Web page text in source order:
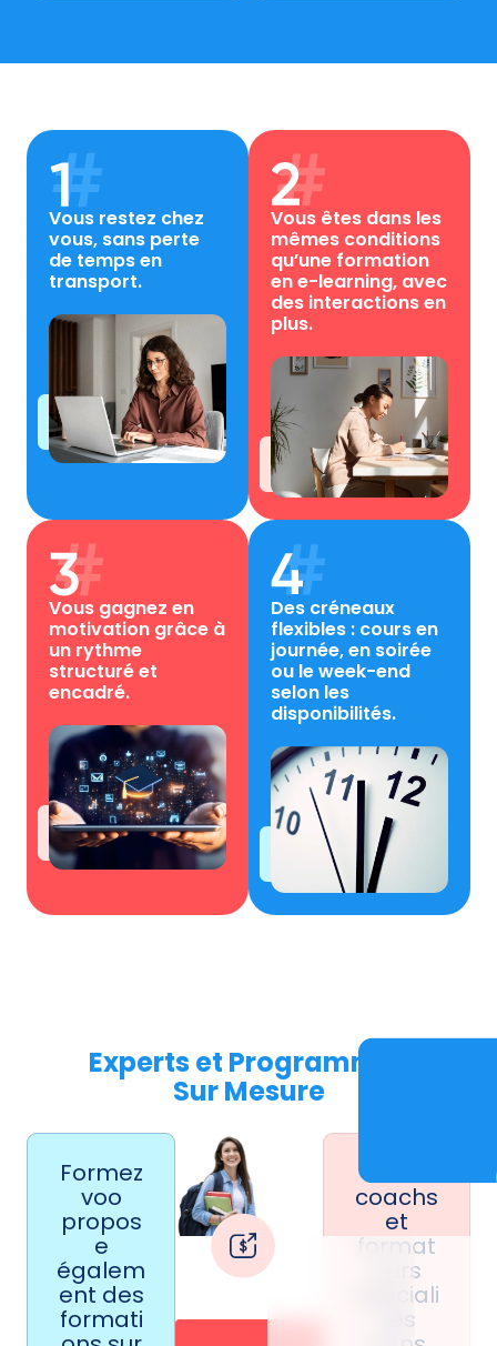
Vous restez chez
vous, sans perte
de temps en
transport.
Vous êtes dans les
mêmes conditions
qu’une formation
en e-learning, avec
des interactions en
plus.
Vous gagnez en
motivation grâce à
un rythme
structuré et
encadré.
Des créneaux
flexibles : cours en
journée, en soirée
ou le week-end
selon les
disponibilités.
Experts et Programmes
Sur Mesure
Formez
voo
propos
e
égalem
ent des
formati
coachs
et
format
eurs
spéciali
sés